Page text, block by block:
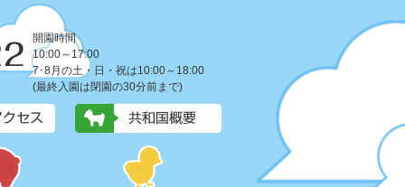
開園時間
10:00～17:00
7･8月の土・日・祝は10:00～18:00
(最終入園は閉園の30分前まで)